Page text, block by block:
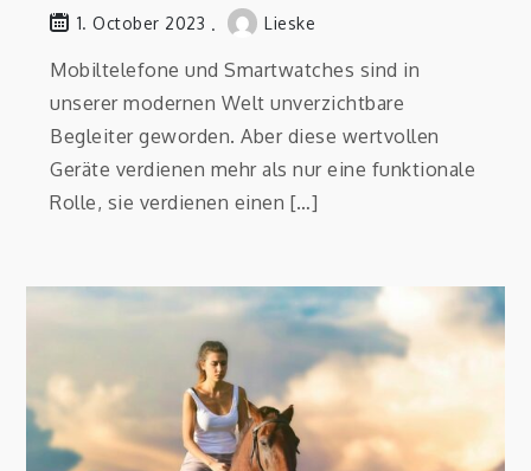
1. October 2023 Lieske
Mobiltelefone und Smartwatches sind in
unserer modernen Welt unverzichtbare
Begleiter geworden. Aber diese wertvollen
Geräte verdienen mehr als nur eine funktionale
Rolle, sie verdienen einen […]